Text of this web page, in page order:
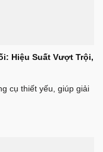
Hiệu Suất Vượt Trội,
cụ thiết yếu, giúp giải